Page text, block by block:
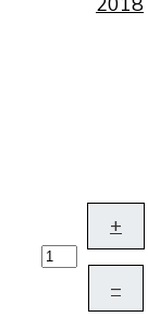
+
–